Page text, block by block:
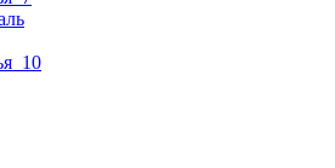
уроки